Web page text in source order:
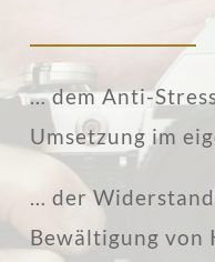
… dem Anti-
Umsetzung im
… der
Bewältigung von